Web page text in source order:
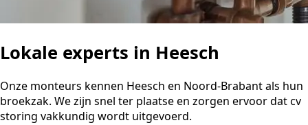
Lokale experts in Heesch
Onze monteurs kennen Heesch en Noord-Brabant als hun
broekzak. We zijn snel ter plaatse en zorgen ervoor dat cv
storing vakkundig wordt uitgevoerd.